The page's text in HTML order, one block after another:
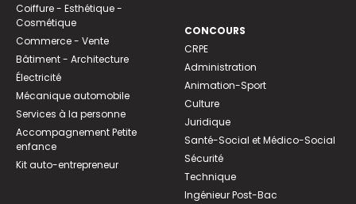
Coiffure - Esthétique -
Cosmétique
Commerce - Vente
Bâtiment - Architecture
Électricité
Mécanique automobile
Services à la personne
Accompagnement Petite
enfance
Kit auto-entrepreneur
CONCOURS
CRPE
Administration
Animation-Sport
Culture
Juridique
Santé-Social et Médico-Social
Sécurité
Technique
Ingénieur Post-Bac